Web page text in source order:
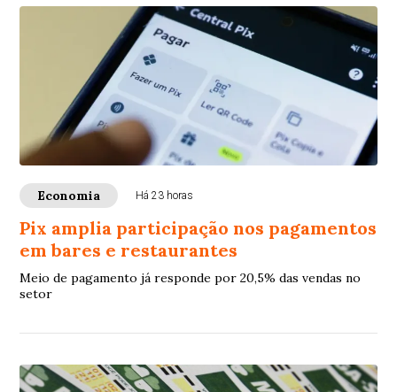
Economia Há 23 horas
Pix amplia participação nos pagamentos
em bares e restaurantes
Meio de pagamento já responde por 20,5% das vendas no
setor